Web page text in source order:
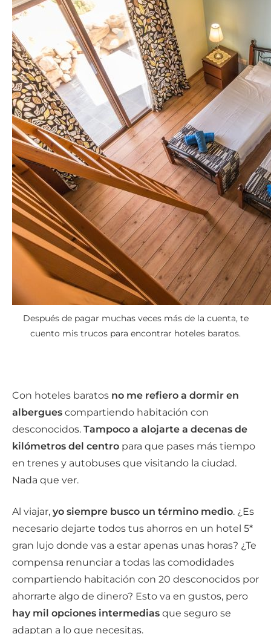
Después de pagar muchas veces más de la cuenta, te
cuento mis trucos para encontrar hoteles baratos.
Con hoteles baratos no me refiero a dormir en
albergues compartiendo habitación con
desconocidos. Tampoco a alojarte a decenas de
kilómetros del centro para que pases más tiempo
en trenes y autobuses que visitando la ciudad.
Nada que ver.
Al viajar, yo siempre busco un término medio. ¿Es
necesario dejarte todos tus ahorros en un hotel 5*
gran lujo donde vas a estar apenas unas horas? ¿Te
compensa renunciar a todas las comodidades
compartiendo habitación con 20 desconocidos por
ahorrarte algo de dinero? Esto va en gustos, pero
hay mil opciones intermedias que seguro se
adaptan a lo que necesitas.